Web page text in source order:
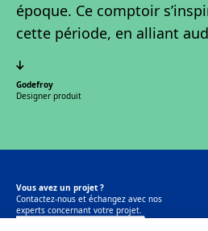
époque. Ce comptoir
cette période, en alliant
Godefroy
Designer produit
Vous avez un projet ?
Contactez-nous et échangez avec nos
experts concernant votre projet.